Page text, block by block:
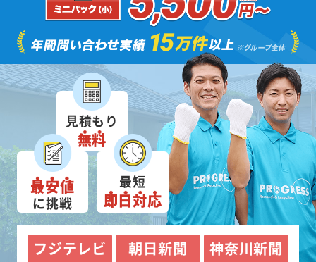
見積もり
無料
最安値
に挑戦
最短
即日対応
フジテレビ 朝日新聞 神奈川新聞